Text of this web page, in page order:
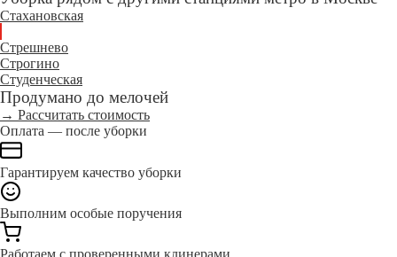
Стахановская
Стрешнево
Строгино
Студенческая
Продумано до мелочей
→ Рассчитать стоимость
Оплата — после уборки
Гарантируем качество уборки
Выполним особые поручения
Работаем с проверенными клинерами